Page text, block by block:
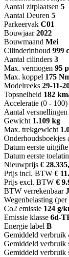
Aantal zitplaatsen 5
Aantal Deuren 5
Parkeervak C01
Bouwjaar 2022
Bouwmaand Mei
Cilinderinhoud 999
Aantal cilinders 3
Max. vermogen 95
Max. koppel 175
Modelreeks 29-11-
Topsnelheid 182
Acceleratie (0 - 100)
Aantal versnellingen
Gewicht 1.109 kg
Max. trekgewicht
Onderhoudsboekjes
Datum eerste uitgifte
Datum eerste
Nieuwprijs €
Prijs incl. BTW €
Prijs excl. BTW €
BTW verrekenbaar
Wegenbelasting
Co2 emissie 124 g/
Emissie klasse 6d-
Energie label B
Gemiddeld verbruik
Gemiddeld verbruik
Gemiddeld verbruik